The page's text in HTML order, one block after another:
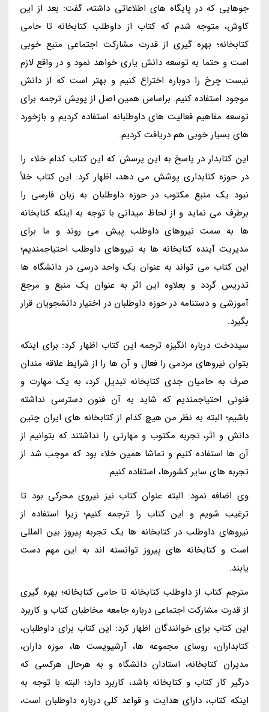
جوهایی که در پایگاه های اطلاعاتی داشته، گفت: بعد از این
کاوش، متوجه شدم که کتاب از داوطلب کتابخانه تا حامی
کتابخانه؛ بهره گیری از قدرت مشارکت اجتماعی منبع خوبی
است و حتما به توسعه دانش یاری خواهد نمود و در واقع لازم
نیست چرخ را دوباره اختراع کنیم و بهتر است که از دانش
موجود استفاده کنیم. براساس همین اصل از پویش ترجمه برای
توسعه مفاهیم فعالیت های داوطلبانه استفاده کردیم و بازخورد
های بسیار خوبی هم دریافت کردیم.
این کتابدار در پاسخ به این پرسش که این کتاب کدام خلاء را
در حوزه کتابداری پوشش می دهد، اظهار کرد: این کتاب خلأ
نبود یک منبع مکتوب در حوزه داوطلبان به زبان فارسی را
برطرف می نماید و از لحاظ میدانی با توجه به اینکه کتابخانه
ها به سمت نیروهای داوطلب پیش می روند و ما برای
مدیریت آینده کتابخانه ها به نیروهای داوطلب احتیاجمندیم؛
این کتاب می تواند به عنوان یک واحد درسی در دانشگاه ها
تدریس گردد و بعلاوه این اثر به عنوان یک منبع و مرجع
آموزشی و دستنامه در حوزه داوطلبان در اختیار دانشجویان قرار
بگیرد.
سیددخت درباره انگیزه ترجمه این کتاب اظهار کرد: برای اینکه
بتوان نیروهای مردمی را فعال و آن ها را از شرایط علاقه مندان
صرف به حامیان جدی کتابخانه تبدیل کرد، به یک مهارت و
فنونی احتیاجمندیم که شاید به آن فنون دسترسی نداشته
باشیم؛ البته به نظر من هیچ کدام از کتابخانه های ایران چنین
دانش و اثر، تجربه مکتوب و مهارتی را نداشتند که بتوانیم از
آن ها استفاده کنیم و تماشا همین خلاء بود که موجب شد از
تجربه های سایر کشورها، استفاده کنیم.
وی اضافه نمود: البته عنوان کتاب نیز نیروی محرکی بود تا
ترغیب شویم و این کتاب را ترجمه کنیم؛ زیرا استفاده از
نیروهای داوطلب در کتابخانه ها یک تجربه پیروز بین المللی
است و کتابخانه های پیروز توانسته اند به این مهم دست
یابند.
مترجم کتاب از داوطلب کتابخانه تا حامی کتابخانه؛ بهره گیری
از قدرت مشارکت اجتماعی درباره جامعه مخاطبان کتاب و کاربرد
این کتاب برای خوانندگان اظهار کرد: این کتاب برای داوطلبان،
کتابداران، روسای مجموعه ها، آرشیویست ها، موزه داران،
مدیران کتابخانه، استادان دانشگاه و به هرحال هرکسی که
درگیر کار کتاب و کتابخانه باشد، کاربرد دارد؛ البته با توجه به
اینکه کتاب، دارای هدایت و قواعد کلی درباره داوطلبان است،